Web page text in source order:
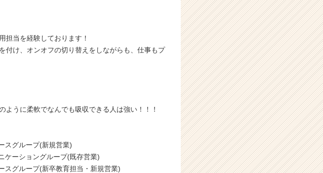
担当を経験しております！
付け、オンオフの切り替えをしながらも、仕事もプ
ように柔軟でなんでも吸収できる人は強い！！！
グループ(新規営業)
ーショングループ(既存営業)
グループ(新卒教育担当・新規営業)